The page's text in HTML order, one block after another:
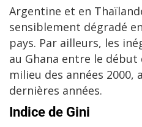
Argentine et en
sensiblement dégradé
pays. Par ailleurs, les
au Ghana entre le début
milieu des années 2000,
dernières années.